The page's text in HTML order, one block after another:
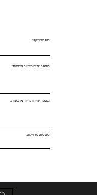
מספר יחידות דיור מתפנות:
מספר יחידות דיור חדשות:
סוג פרוייקט:
סטטוס פרוייקט: